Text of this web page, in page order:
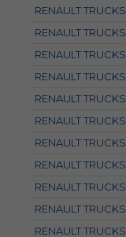
RENAULT TRUCKS
RENAULT TRUCKS
RENAULT TRUCKS
RENAULT TRUCKS
RENAULT TRUCKS
RENAULT TRUCKS
RENAULT TRUCKS
RENAULT TRUCKS
RENAULT TRUCKS
RENAULT TRUCKS
RENAULT TRUCKS